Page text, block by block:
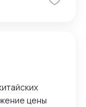
цены